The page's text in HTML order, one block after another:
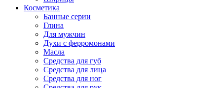
Косметика
Банные серии
Глина
Для мужчин
Духи с ферромонами
Масла
Средства для губ
Средства для лица
Средства для ног